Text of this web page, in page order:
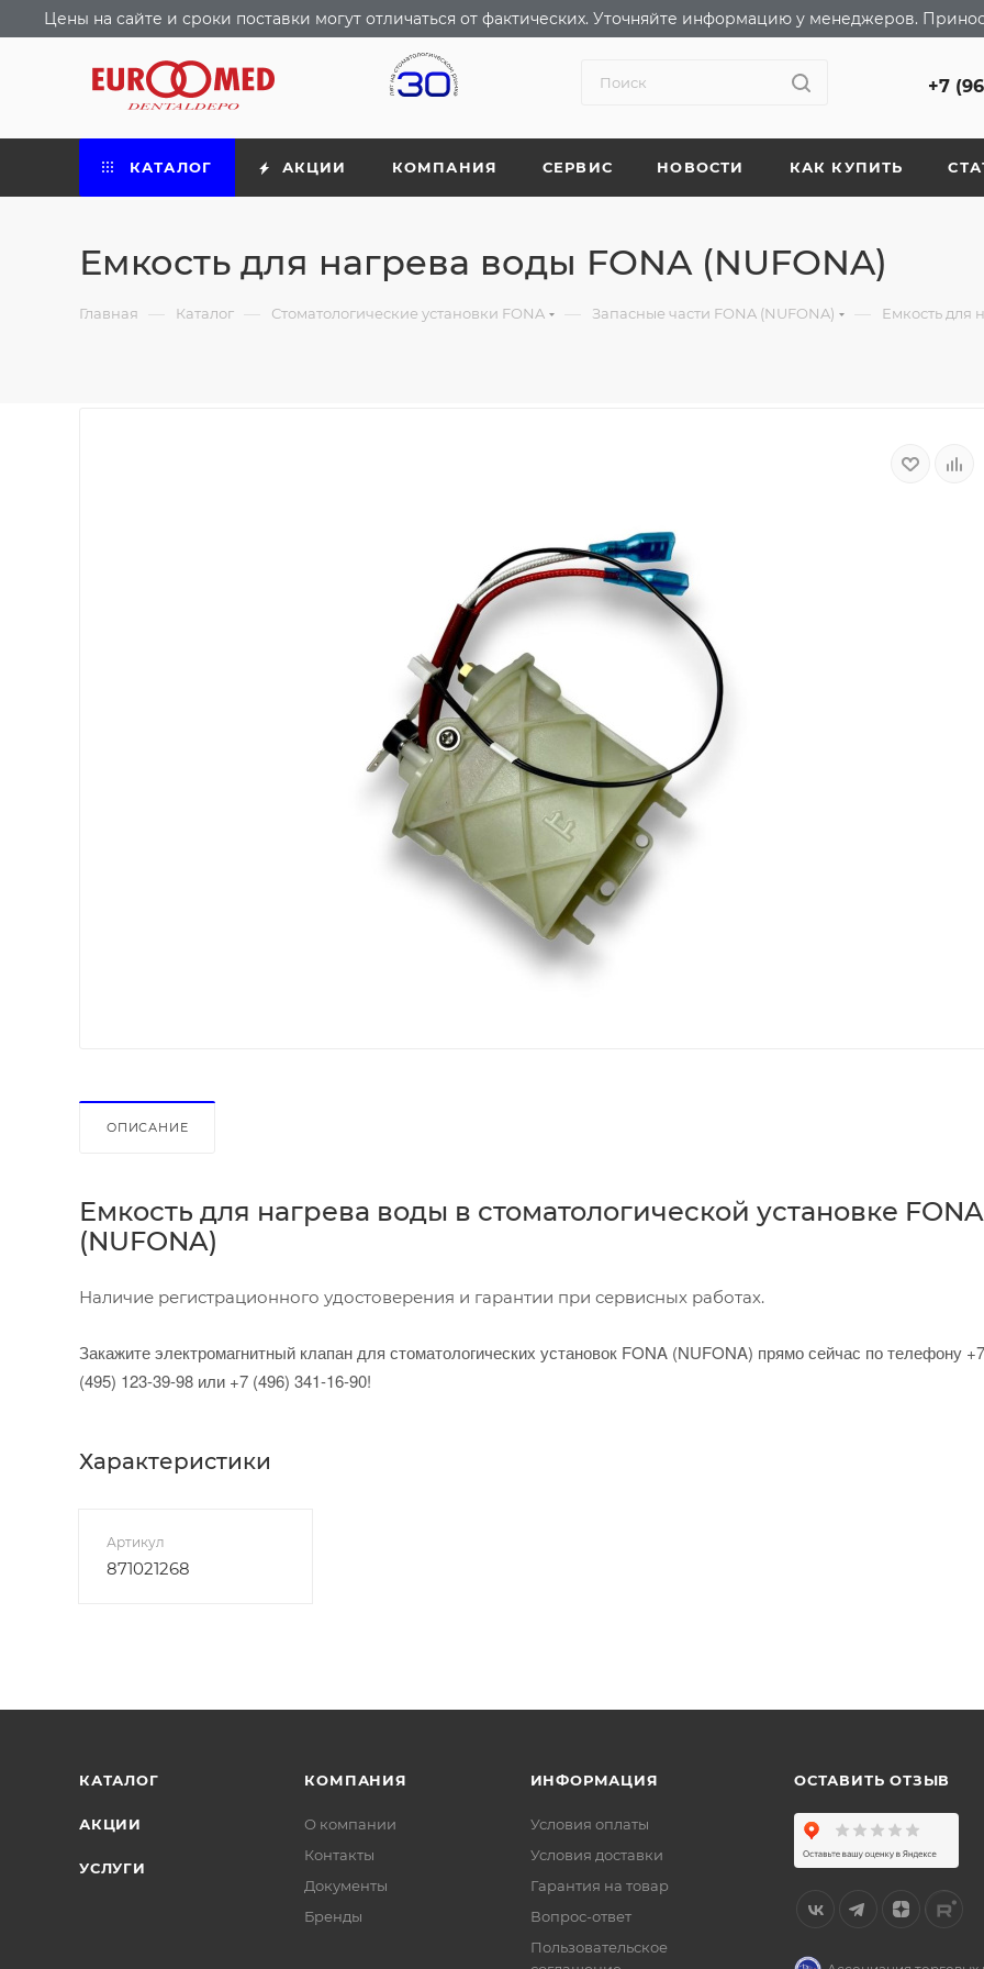
Цены на сайте и сроки поставки могут отличаться от фактических. Уточняйте информацию у менеджеров.
+7
КАТАЛОГ АКЦИИ КОМПАНИЯ СЕРВИС НОВОСТИ КАК КУПИТЬ
Емкость для нагрева воды FONA (NUFONA)
Главная — Каталог — Стоматологические установки FONA — Запасные части FONA (NUFONA) — Емкость для
ОПИСАНИЕ
Емкость для нагрева воды в стоматологической установке FONA
(NUFONA)
Наличие регистрационного удостоверения и гарантии при сервисных работах.
Закажите электромагнитный клапан для стоматологических установок FONA (NUFONA) прямо сейчас по телефону +7
(495) 123-39-98 или +7 (496) 341-16-90!
Характеристики
Артикул
871021268
КАТАЛОГ
АКЦИИ
УСЛУГИ
КОМПАНИЯ
О компании
Контакты
Документы
Бренды
ИНФОРМАЦИЯ
Условия оплаты
Условия доставки
Гарантия на товар
Вопрос-ответ
Пользовательское
ОСТАВИТЬ ОТЗЫВ